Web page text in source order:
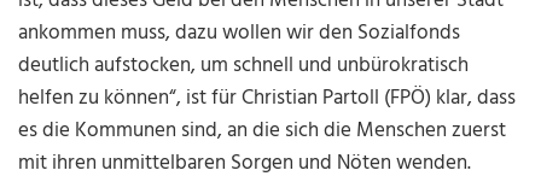
ankommen muss, dazu wollen wir den Sozialfonds
deutlich aufstocken, um schnell und unbürokratisch
helfen zu können“, ist für Christian Partoll (FPÖ) klar, dass
es die Kommunen sind, an die sich die Menschen zuerst
mit ihren unmittelbaren Sorgen und Nöten wenden.